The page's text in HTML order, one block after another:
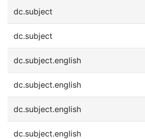
dc.subject
dc.subject
dc.subject.english
dc.subject.english
dc.subject.english
dc.subject.english